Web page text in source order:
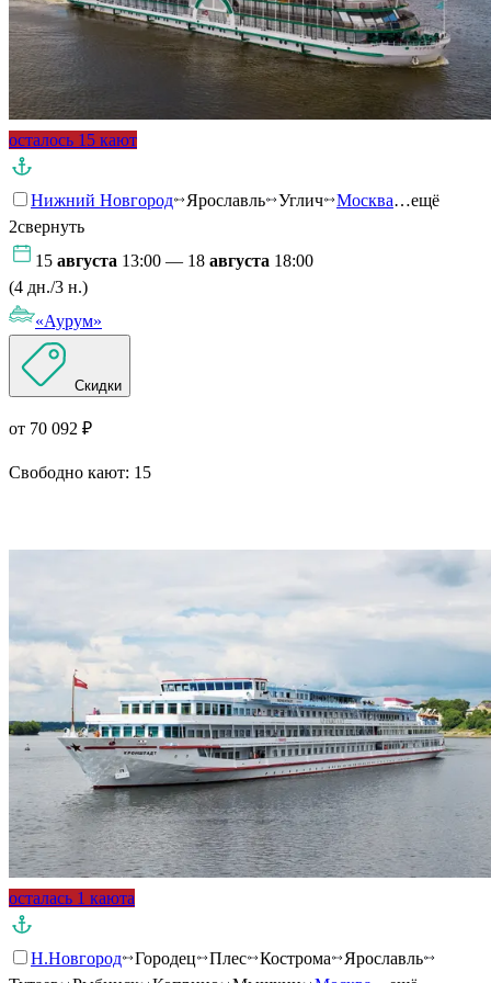
осталось 15 кают
Нижний Новгород Ярославль Углич Москва…ещё
2свернуть
15 августа 13:00 — 18 августа 18:00
(4 дн./3 н.)
«Аурум»
Скидки
от 70 092 ₽
Свободно кают: 15
осталась 1 каюта
Н.Новгород Городец Плес Кострома
Ярославль